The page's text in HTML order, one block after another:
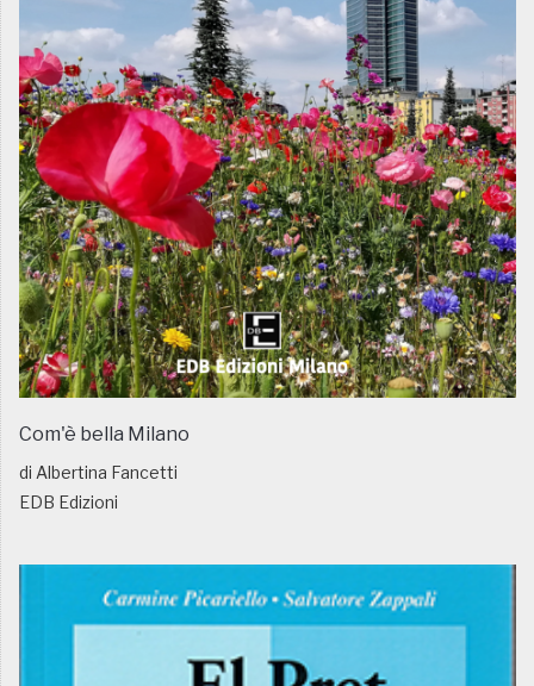
Com'è bella Milano
di Albertina Fancetti
EDB Edizioni